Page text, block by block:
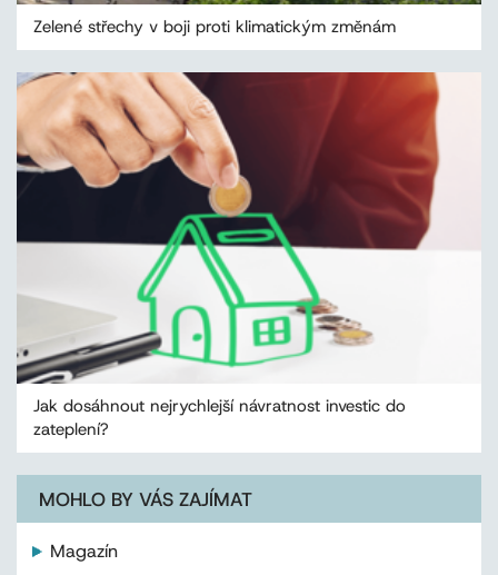
Zelené střechy v boji proti klimatickým změnám
Jak dosáhnout nejrychlejší návratnost investic do
zateplení?
MOHLO BY VÁS ZAJÍMAT
Magazín